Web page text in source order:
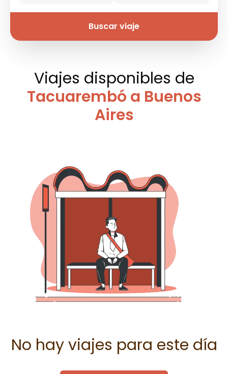
Buscar viaje
Viajes disponibles de
Tacuarembó a Buenos
Aires
No hay viajes para este día